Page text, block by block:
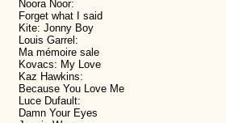
Noora Noor:
Forget what I said
Kite: Jonny Boy
Louis Garrel:
Ma mémoire sale
Kovacs: My Love
Kaz Hawkins:
Because You Love Me
Luce Dufault:
Damn Your Eyes